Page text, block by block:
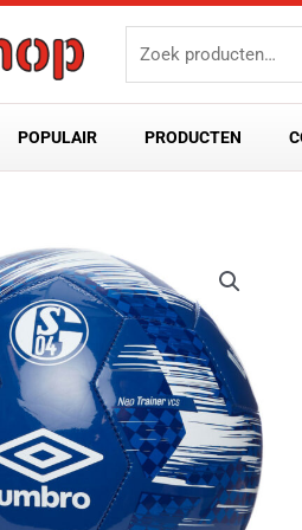
naar:
POPULAIR PRODUCTEN